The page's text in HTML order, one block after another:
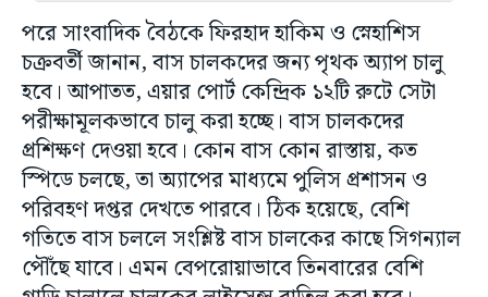
পরে সাংবাদিক বৈঠকে ফিরহাদ হাকিম ও স্নেহাশিস
চক্রবর্তী জানান, বাস চালকদের জন্য পৃথক অ্যাপ চালু
হবে। আপাতত, এয়ার পোর্ট কেন্দ্রিক ১২টি রুটে সেটা
পরীক্ষামূলকভাবে চালু করা হচ্ছে। বাস চালকদের
প্রশিক্ষণ দেওয়া হবে। কোন বাস কোন রাস্তায়, কত
স্পিডে চলছে, তা অ্যাপের মাধ্যমে পুলিস প্রশাসন ও
পরিবহণ দপ্তর দেখতে পারবে। ঠিক হয়েছে, বেশি
গতিতে বাস চললে সংশ্লিষ্ট বাস চালকের কাছে সিগন্যাল
পৌঁছে যাবে। এমন বেপরোয়াভাবে তিনবারের বেশি